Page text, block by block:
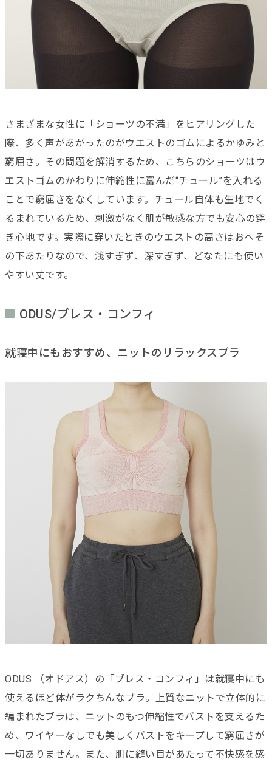
さまざまな女性に「ショーツの不満」をヒアリングした
際、多く声があがったのがウエストのゴムによるかゆみと
窮屈さ。その問題を解消するため、こちらのショーツはウ
エストゴムのかわりに伸縮性に富んだ“チュール”を入れる
ことで窮屈さをなくしています。チュール自体も生地でく
るまれているため、刺激がなく肌が敏感な方でも安心の穿
き心地です。実際に穿いたときのウエストの高さはおへそ
の下あたりなので、浅すぎず、深すぎず、どなたにも使い
やすい丈です。
ODUS/ブレス・コンフィ
就寝中にもおすすめ、ニットのリラックスブラ
ODUS （オドアス）の「ブレス・コンフィ」は就寝中にも
使えるほど体がラクちんなブラ。上質なニットで立体的に
編まれたブラは、ニットのもつ伸縮性でバストを支えるた
め、ワイヤーなしでも美しくバストをキープして窮屈さが
一切ありません。また、肌に縫い目があたって不快感を感